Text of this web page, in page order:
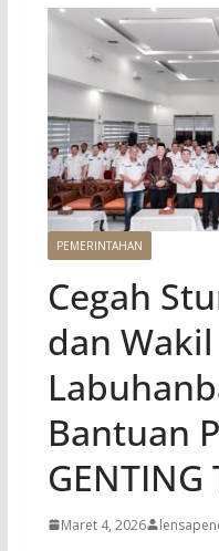
PEMERINTAHAN
Cegah
dan
Bantuan
Maret 4, 2026